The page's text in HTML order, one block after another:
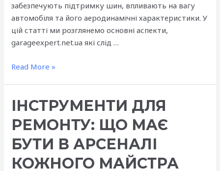
забезпечують підтримку шин, впливають на вагу
автомобіля та його аеродинамічні характеристики. У
цій статті ми розглянемо основні аспекти,
garageexpert.net.ua які слід …
Експерт
вибір
для
вашого
авто
Read More »
ІНСТРУМЕНТИ ДЛЯ
РЕМОНТУ: ЩО МАЄ
БУТИ В АРСЕНАЛІ
КОЖНОГО МАЙСТРА